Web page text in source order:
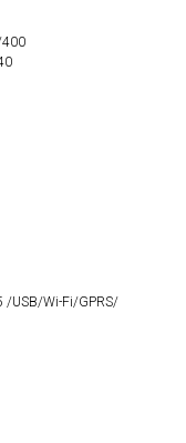
400
/USB/Wi-Fi/GPRS/